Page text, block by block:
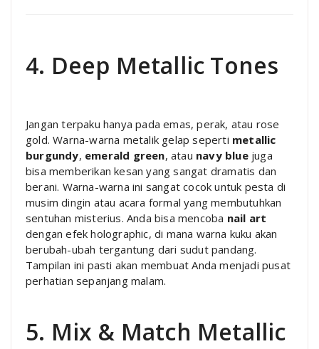
4. Deep Metallic Tones
Jangan terpaku hanya pada emas, perak, atau rose
gold. Warna-warna metalik gelap seperti metallic
burgundy, emerald green, atau navy bluejuga
bisa memberikan kesan yang sangat dramatis dan
berani. Warna-warna ini sangat cocok untuk pesta di
musim dingin atau acara formal yang membutuhkan
sentuhan misterius. Anda bisa mencoba nail art
dengan efek holographic, di mana warna kuku akan
berubah-ubah tergantung dari sudut pandang.
Tampilan ini pasti akan membuat Anda menjadi pusat
perhatian sepanjang malam.
5. Mix & Match Metallic